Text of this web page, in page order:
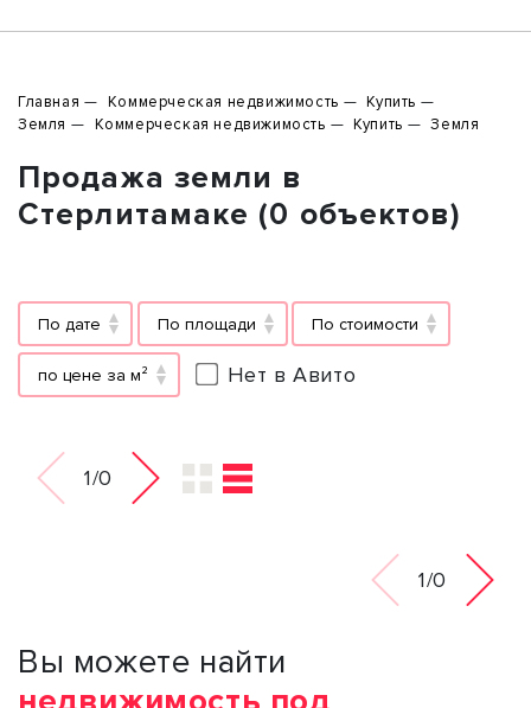
Главная Коммерческая недвижимость
Купить
Земля
Коммерческая недвижимость Купить Земля
Продажа земли в
Стерлитамаке (0 объектов)
По дате По площади По стоимости
по цене за м² Нет в Авито
1/0
1/0
Вы можете найти